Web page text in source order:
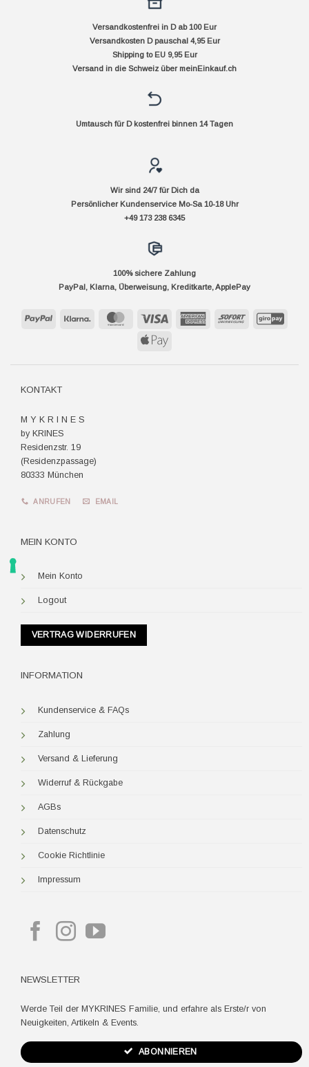
Versandkostenfrei in D ab 100 Eur
Versandkosten D pauschal 4,95 Eur
Shipping to EU 9,95 Eur
Versand in die Schweiz über meinEinkauf.ch
Umtausch für D kostenfrei binnen 14 Tagen
Wir sind 24/7 für Dich da
Persönlicher Kundenservice Mo-Sa 10-18 Uhr
+49 173 238 6345
100% sichere Zahlung
PayPal, Klarna, Überweisung, Kreditkarte, ApplePay
PayPal Klarna MasterCard Visa
AmericanSofort
Apple
KONTAKT
M Y K R I N E S
by KRINES
Residenzstr. 19
(Residenzpassage)
80333 München
ANRUFEN EMAIL
MEIN KONTO
Mein Konto
Logout
VERTRAG WIDERRUFEN
INFORMATION
Kundenservice & FAQs
Zahlung
Versand & Lieferung
Widerruf & Rückgabe
AGBs
Datenschutz
Cookie Richtlinie
Impressum
NEWSLETTER
Werde Teil der MYKRINES Familie, und erfahre als Erste/r von
Neuigkeiten, Artikeln & Events.
ABONNIEREN